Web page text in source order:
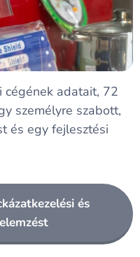
adatait, 72
személyre szabott,
és egy fejlesztési
és